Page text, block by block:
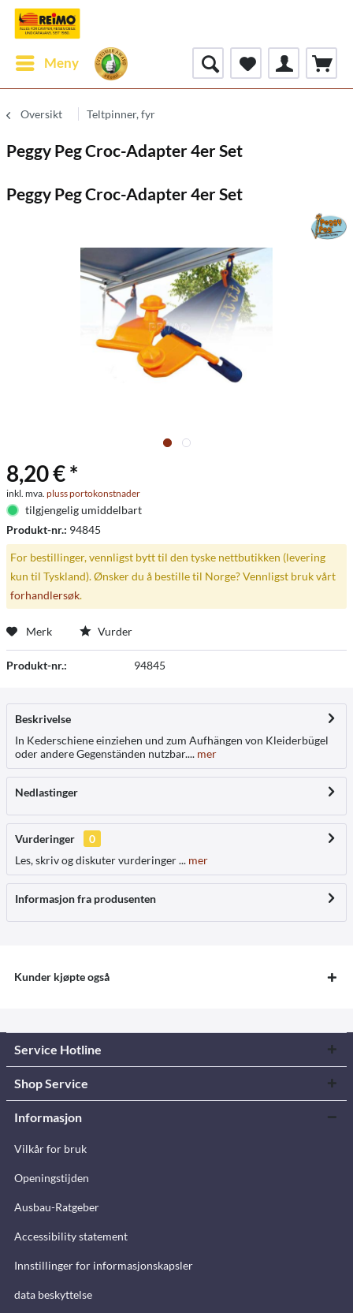
Meny
Oversikt Teltpinner, fyr
Peggy Peg Croc-Adapter 4er Set
Peggy Peg Croc-Adapter 4er Set
8,20 € *
inkl. mva. pluss portokonstnader
tilgjengelig umiddelbart
Produkt-nr.: 94845
For bestillinger, vennligst bytt til den tyske nettbutikken (levering
kun til Tyskland). Ønsker du å bestille til Norge? Vennligst bruk vårt
forhandlersøk.
Merk Vurder
Produkt-nr.: 94845
Beskrivelse
In Kederschiene einziehen und zum Aufhängen von Kleiderbügel
oder andere Gegenständen nutzbar.... mer
Nedlastinger
Vurderinger
0
Les, skriv og diskuter vurderinger ... mer
Informasjon fra produsenten
Kunder kjøpte også
Service Hotline
Shop Service
Informasjon
Vilkår for bruk
Openingstijden
Ausbau-Ratgeber
Accessibility statement
Innstillinger for informasjonskapsler
data beskyttelse